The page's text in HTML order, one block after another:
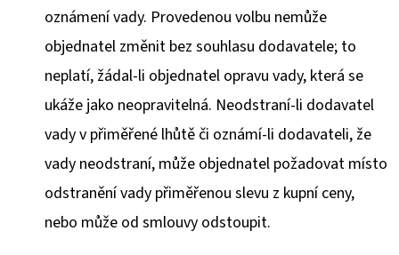
oznámení vady. Provedenou volbu nemůže
objednatel změnit bez souhlasu dodavatele; to
neplatí, žádal-li objednatel opravu vady, která se
ukáže jako neopravitelná. Neodstraní-li dodavatel
vady v přiměřené lhůtě či oznámí-li dodavateli, že
vady neodstraní, může objednatel požadovat místo
odstranění vady přiměřenou slevu z kupní ceny,
nebo může od smlouvy odstoupit.